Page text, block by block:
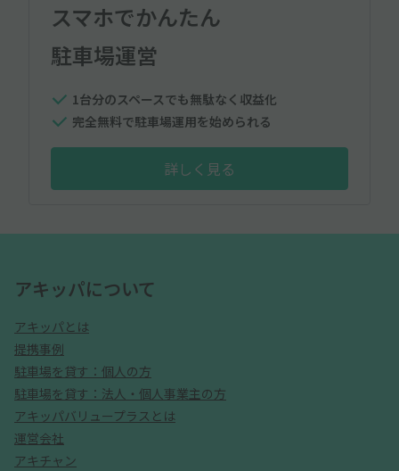
スマホでかんたん
駐車場運営
1台分のスペースでも無駄なく収益化
完全無料で駐車場運用を始められる
詳しく見る
アキッパについて
アキッパとは
提携事例
駐車場を貸す：個人の方
駐車場を貸す：法人・個人事業主の方
アキッパバリュープラスとは
運営会社
アキチャン